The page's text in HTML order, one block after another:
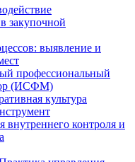
закупочной
выявление и
профессиональный
(ИСФМ)
культура
внутреннего контроля и